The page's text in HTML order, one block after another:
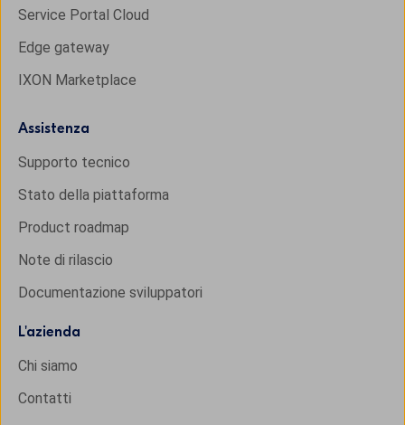
Service Portal Cloud
Edge gateway
IXON Marketplace
Assistenza
Supporto tecnico
Stato della piattaforma
Product roadmap
Note di rilascio
Documentazione sviluppatori
L'azienda
Chi siamo
Contatti